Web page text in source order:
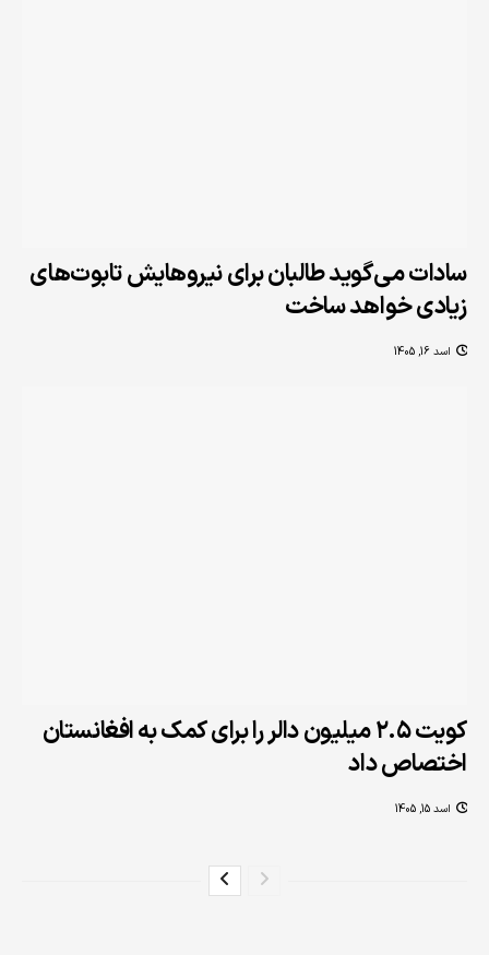
سادات می‌گوید طالبان برای نیروهایش تابوت‌های
زیادی خواهد ساخت
اسد 16, 1405
کویت ۲.۵ میلیون دالر را برای کمک به افغانستان
اختصاص داد
اسد 15, 1405